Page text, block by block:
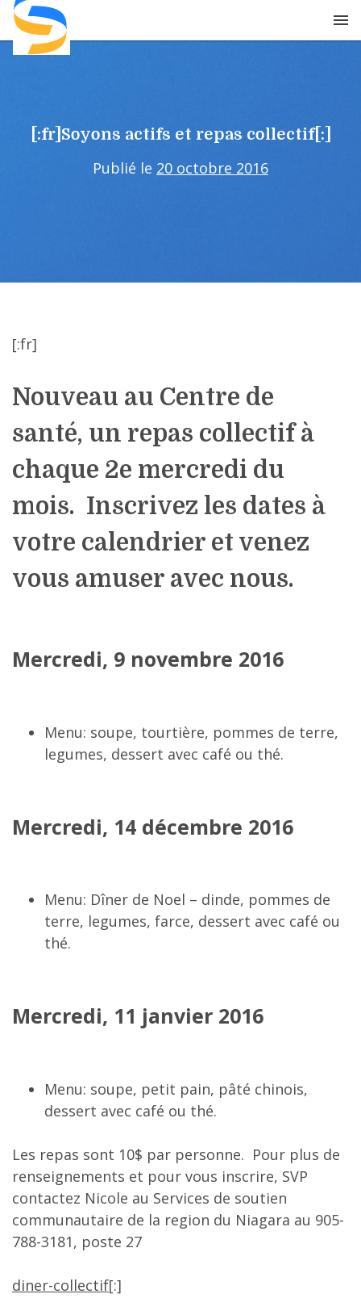
Skip
content
[:fr]Soyons actifs et repas collectif[:]
Publié le 20 octobre 2016
[:fr]
Nouveau au Centre de
santé, un repas collectif à
chaque 2e mercredi du
mois. Inscrivez les dates à
votre calendrier et venez
vous amuser avec nous.
Mercredi, 9 novembre 2016
Menu: soupe, tourtière, pommes de terre,
legumes, dessert avec café ou thé.
Mercredi, 14 décembre 2016
Menu: Dîner de Noel – dinde, pommes de
terre, legumes, farce, dessert avec café ou
thé.
Mercredi, 11 janvier 2016
Menu: soupe, petit pain, pâté chinois,
dessert avec café ou thé.
Les repas sont 10$ par personne. Pour plus de
renseignements et pour vous inscrire, SVP
contactez Nicole au Services de soutien
communautaire de la region du Niagara au 905-
788-3181, poste 27
diner-collectif[:]